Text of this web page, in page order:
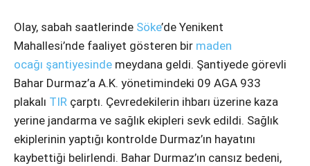
Facebook
Instagram
Olay, sabah saatlerinde Söke’de Yenikent
Mahallesi’nde faaliyet gösteren bir maden
ocağı şantiyesinde meydana geldi. Şantiyede görevli
Bahar Durmaz’a A.K. yönetimindeki 09 AGA 933
plakalı TIR çarptı. Çevredekilerin ihbarı üzerine kaza
yerine jandarma ve sağlık ekipleri sevk edildi. Sağlık
ekiplerinin yaptığı kontrolde Durmaz’ın hayatını
kaybettiği belirlendi. Bahar Durmaz’ın cansız bedeni,